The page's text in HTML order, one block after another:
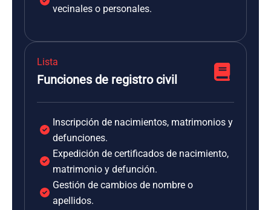
vecinales o personales.
Lista
Funciones de registro civil
Inscripción de nacimientos, matrimonios y
defunciones.
Expedición de certificados de nacimiento,
matrimonio y defunción.
Gestión de cambios de nombre o
apellidos.